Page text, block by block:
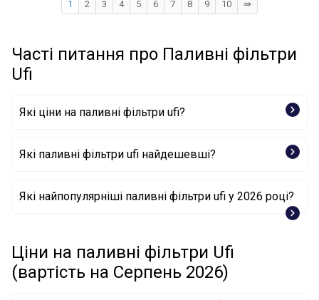
1 2 3 4 5 6 7 8 9 10 ⇛
Часті питання про Паливні фільтри
Ufi
Які ціни на паливні фільтри ufi?
Які паливні фільтри ufi найдешевші?
Фільтр палива 24.360.00 UFI
Які найпопулярніші паливні фільтри ufi у 2026 році?
Фільтр палива 24.156.00 UFI
Фільтр палива 24.351.00 UFI
Фільтр палива 24.391.00 UFI
Ціни на паливні фільтри Ufi
(вартість на Серпень 2026)